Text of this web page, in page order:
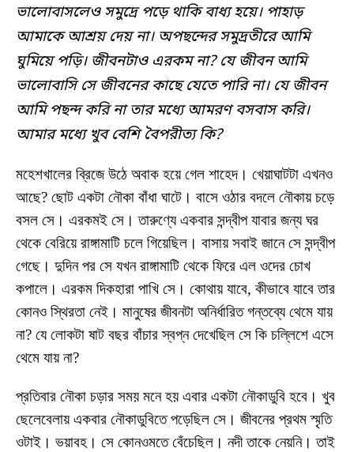
ভালোবাসলেও সমুদ্রে পড়ে থাকি বাধ্য হয়ে। পাহাড়
আমাকে আশ্রয় দেয় না। অপছন্দের সমুদ্রতীরে আমি
ঘুমিয়ে পড়ি। জীবনটাও এরকম না? যে জীবন আমি
ভালোবাসি সে জীবনের কাছে যেতে পারি না। যে জীবন
আমি পছন্দ করি না তার মধ্যে আমরণ বসবাস করি।
আমার মধ্যে খুব বেশি বৈপরীত্য কি?
মহেশখালের ব্রিজে উঠে অবাক হয়ে গেল শাহেদ। খেয়াঘাটটা এখনও
আছে? ছোট একটা নৌকা বাঁধা ঘাটে। বাসে ওঠার বদলে নৌকায় চড়ে
বসল সে। এরকমই সে। তারুণ্যে একবার সন্দ্বীপ যাবার জন্য ঘর
থেকে বেরিয়ে রাঙ্গামাটি চলে গিয়েছিল। বাসায় সবাই জানে সে সন্দ্বীপ
গেছে। দুদিন পর সে যখন রাঙ্গামাটি থেকে ফিরে এল ওদের চোখ
কপালে। এরকম দিকহারা পাখি সে। কোথায় যাবে, কীভাবে যাবে তার
কোনও স্থিরতা নেই। মানুষের জীবনটা অনির্ধারিত গন্তব্যে থেমে যায়
না? যে লোকটা ষাট বছর বাঁচার স্বপ্ন দেখেছিল সে কি চল্লিশে এসে
থেমে যায় না?
প্রতিবার নৌকা চড়ার সময় মনে হয় এবার একটা নৌকাডুবি হবে। খুব
ছেলেবেলায় একবার নৌকাডুবিতে পড়েছিল সে। জীবনের প্রথম স্মৃতি
ওটাই। ভয়াবহ। সে কোনওমতে বেঁচেছিল। নদী তাকে নেয়নি। তাই